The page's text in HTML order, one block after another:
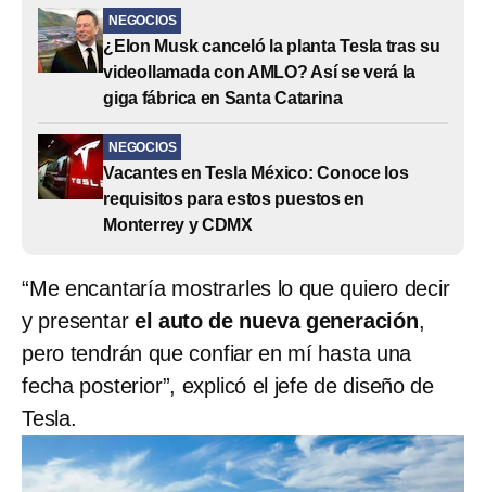
NEGOCIOS
¿Elon Musk canceló la planta Tesla tras su
videollamada con AMLO? Así se verá la
giga fábrica en Santa Catarina
NEGOCIOS
Vacantes en Tesla México: Conoce los
requisitos para estos puestos en
Monterrey y CDMX
“Me encantaría mostrarles lo que quiero decir
y presentar el auto de nueva generación,
pero tendrán que confiar en mí hasta una
fecha posterior”, explicó el jefe de diseño de
Tesla.